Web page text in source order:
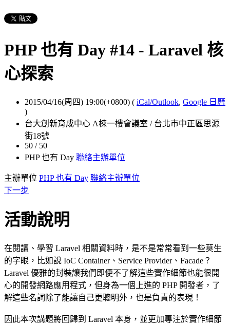
PHP 也有 Day #14 - Laravel 核
心探索
2015/04/16(周四) 19:00(+0800) ( iCal/Outlook, Google 日曆
)
台大創新育成中心 A棟一樓會議室 / 台北市中正區思源
街18號
50 / 50
PHP 也有 Day 聯絡主辦單位
主辦單位 PHP 也有 Day 聯絡主辦單位
下一步
活動說明
在閱讀、學習 Laravel 相關資料時，是不是常常看到一些莫生
的字眼，比如說 IoC Container、Service Provider、Facade？
Laravel 優雅的封裝讓我們即便不了解這些實作細節也能很開
心的開發網路應用程式，但身為一個上進的 PHP 開發者，了
解這些名詞除了能讓自己更聰明外，也是負責的表現！
因此本次講題將回歸到 Laravel 本身，並更加專注於實作細節